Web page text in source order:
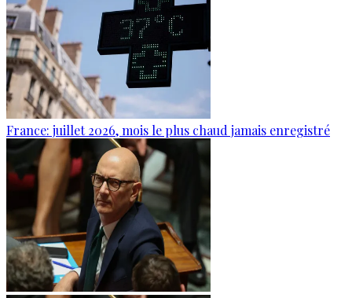
France: juillet 2026, mois le plus chaud jamais enregistré